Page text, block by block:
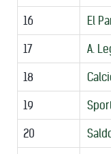
16 El
17 A.
18
19
20